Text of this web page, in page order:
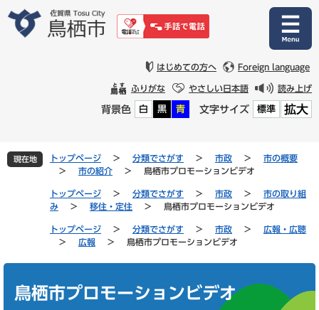
文
はじめての方へ Foreign language
ふりがな やさしい日本語 読み上げ
背景色 白 黒 青 文字サイズ 標準 拡大
現在地 トップページ > 分類でさがす > 市政 >
市の概要
>
市の紹介 > 鳥栖市プロモーションビデオ
トップページ > 分類でさがす > 市政 >
市の取り組
み
> 移住・定住 > 鳥栖市プロモーションビデオ
トップページ > 分類でさがす > 市政 >
広報・広聴
>
広報 > 鳥栖市プロモーションビデオ
鳥栖市プロモーションビデオ